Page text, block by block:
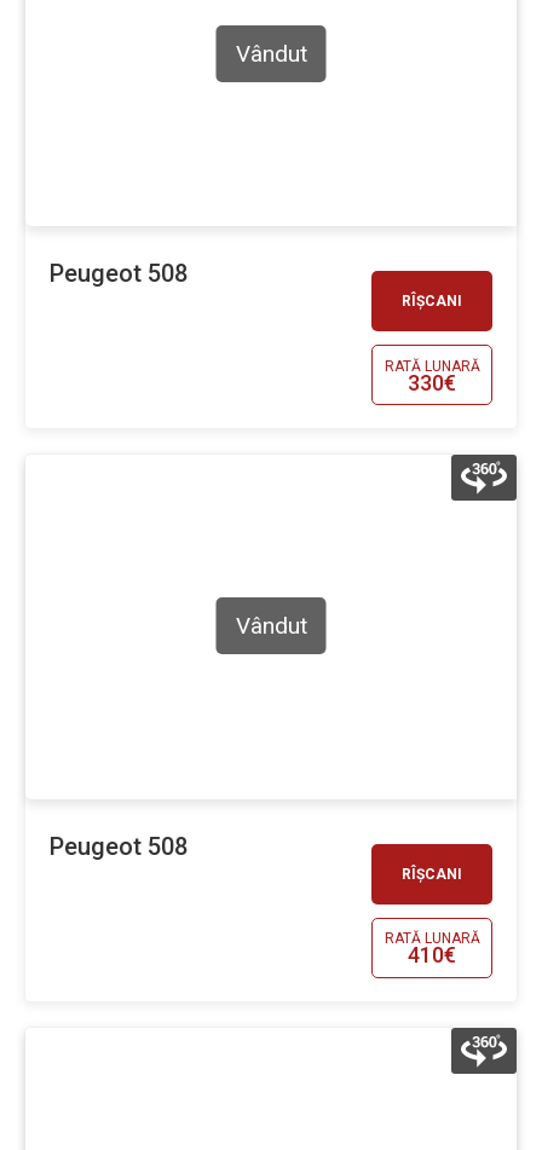
RÎȘCANI
RATĂ LUNARĂ
330€
Vândut
Peugeot 508
RÎȘCANI
RATĂ LUNARĂ
410€
Vândut
Peugeot 508